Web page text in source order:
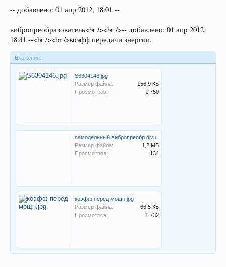
-- добавлено: 01 апр 2012, 18:01 --
вибропреобразователь<br /><br />-- добавлено: 01 апр 2012,
18:41 --<br /><br />коэфф передачи энергии.
Вложения:
S6304146.jpg
Размер файла:
156,9 КБ
Просмотров:
1.750
самодельный вибропреобр.djvu
Размер файла:
1,2 МБ
Просмотров:
134
коэфф перед мощн.jpg
Размер файла:
66,5 КБ
Просмотров:
1.732